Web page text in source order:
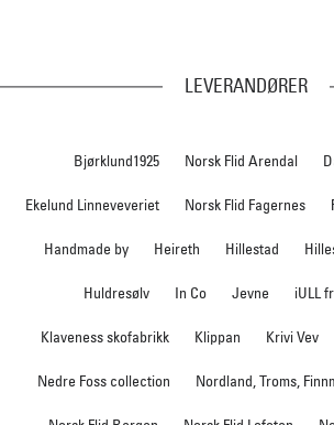
LEVERANDØRER
Bjørklund1925 Norsk Flid Arendal
Ekelund Linneveveriet Norsk Flid Fagernes
Handmade by Heireth Hillestad
Huldresølv In Co Jevne iULL
Klaveness skofabrikk Klippan Krivi Vev
Nedre Foss collection Nordland, Troms,